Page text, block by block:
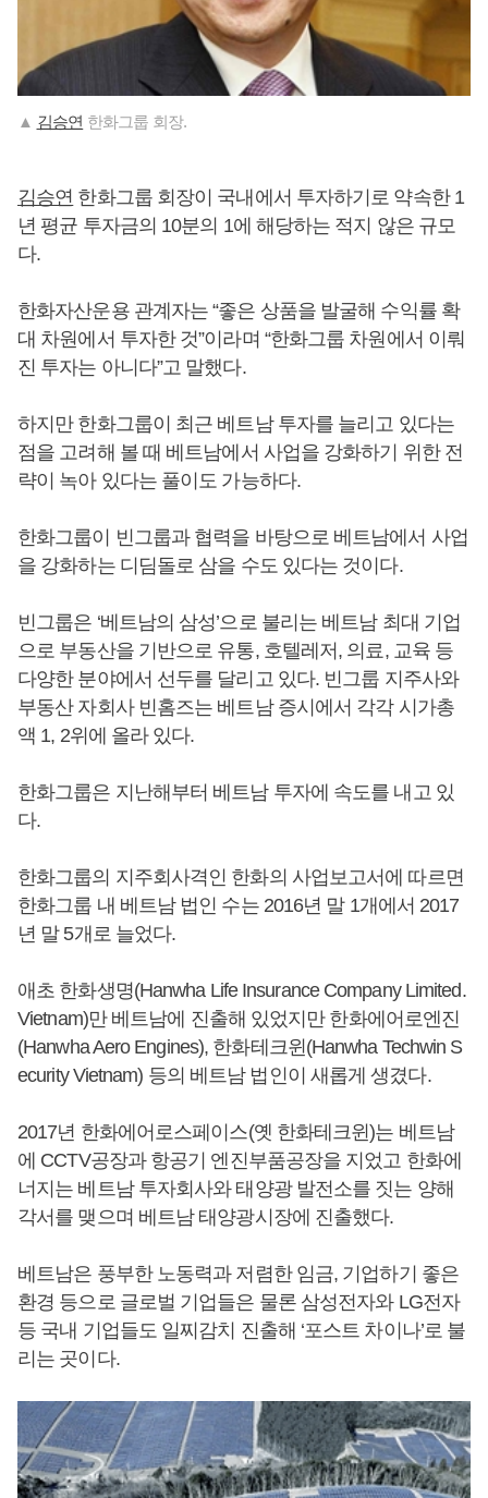
▲ 김승연 한화그룹 회장.
김승연 한화그룹 회장이 국내에서 투자하기로 약속한 1
년 평균 투자금의 10분의 1에 해당하는 적지 않은 규모
다.
한화자산운용 관계자는 “좋은 상품을 발굴해 수익률 확
대 차원에서 투자한 것”이라며 “한화그룹 차원에서 이뤄
진 투자는 아니다”고 말했다.
하지만 한화그룹이 최근 베트남 투자를 늘리고 있다는
점을 고려해 볼 때 베트남에서 사업을 강화하기 위한 전
략이 녹아 있다는 풀이도 가능하다.
한화그룹이 빈그룹과 협력을 바탕으로 베트남에서 사업
을 강화하는 디딤돌로 삼을 수도 있다는 것이다.
빈그룹은 ‘베트남의 삼성’으로 불리는 베트남 최대 기업
으로 부동산을 기반으로 유통, 호텔레저, 의료, 교육 등
다양한 분야에서 선두를 달리고 있다. 빈그룹 지주사와
부동산 자회사 빈홈즈는 베트남 증시에서 각각 시가총
액 1, 2위에 올라 있다.
한화그룹은 지난해부터 베트남 투자에 속도를 내고 있
다.
한화그룹의 지주회사격인 한화의 사업보고서에 따르면
한화그룹 내 베트남 법인 수는 2016년 말 1개에서 2017
년 말 5개로 늘었다.
애초 한화생명(Hanwha Life Insurance Company Limited.
Vietnam)만 베트남에 진출해 있었지만 한화에어로엔진
(Hanwha Aero Engines), 한화테크윈(Hanwha Techwin S
ecurity Vietnam) 등의 베트남 법인이 새롭게 생겼다.
2017년 한화에어로스페이스(옛 한화테크윈)는 베트남
에 CCTV공장과 항공기 엔진부품공장을 지었고 한화에
너지는 베트남 투자회사와 태양광 발전소를 짓는 양해
각서를 맺으며 베트남 태양광시장에 진출했다.
베트남은 풍부한 노동력과 저렴한 임금, 기업하기 좋은
환경 등으로 글로벌 기업들은 물론 삼성전자와 LG전자
등 국내 기업들도 일찌감치 진출해 ‘포스트 차이나’로 불
리는 곳이다.